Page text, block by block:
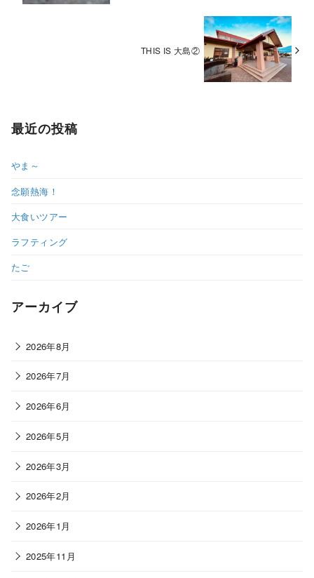
THIS IS 大島②
最近の投稿
やま～
念願熱海！
大食いツアー
ラフティング
たご
アーカイブ
2026年8月
2026年7月
2026年6月
2026年5月
2026年3月
2026年2月
2026年1月
2025年11月